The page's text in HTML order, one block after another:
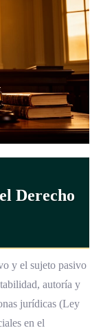
Derecho
y el sujeto pasivo
autoría y
jurídicas (Ley
en el